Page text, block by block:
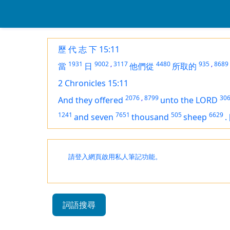
歷 代 志 下 15:11
當 1931 日 9002 ,3117他們從 4480 所取的 935 ,8689
2 Chronicles 15:11
And they offered 2076 ,8799 unto the LORD
1241 and seven 7651 thousand 505sheep 6629 .
請登入網頁啟用私人筆記功能。
詞語搜尋